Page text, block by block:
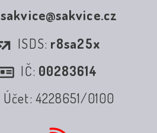
sakvice@sakvice.cz
ISDS: r8sa25x
IČ: 00283614
Účet: 4228651/0100